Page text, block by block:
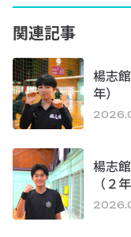
関連記事
楊志
年）
楊志
（